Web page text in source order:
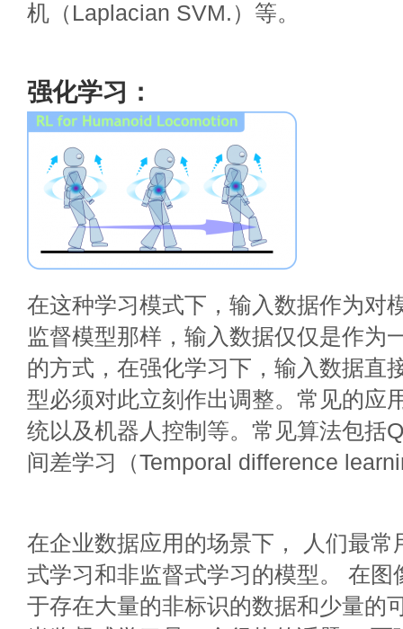
机（Laplacian SVM.）等。
强化学习：
在这种学习模式下，输入数据作为对
监督模型那样，输入数据仅仅是作为
的方式，在强化学习下，输入数据直
型必须对此立刻作出调整。常见的应
统以及机器人控制等。常见算法包括
间差学习（Temporal difference
在企业数据应用的场景下， 人们最常
式学习和非监督式学习的模型。 在图
于存在大量的非标识的数据和少量的